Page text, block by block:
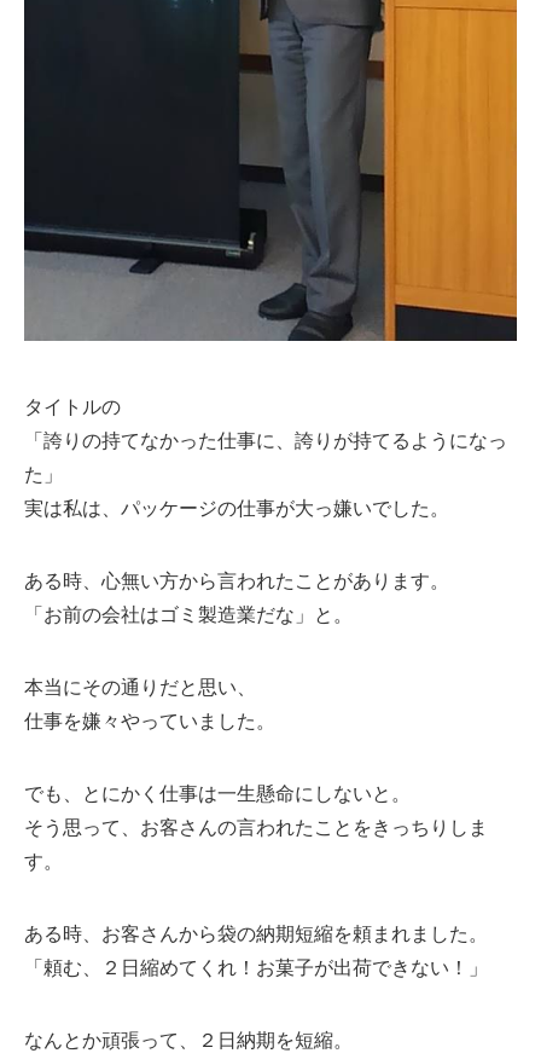
タイトルの
「誇りの持てなかった仕事に、誇りが持てるようになっ
た」
実は私は、パッケージの仕事が大っ嫌いでした。
ある時、心無い方から言われたことがあります。
「お前の会社はゴミ製造業だな」と。
本当にその通りだと思い、
仕事を嫌々やっていました。
でも、とにかく仕事は一生懸命にしないと。
そう思って、お客さんの言われたことをきっちりしま
す。
ある時、お客さんから袋の納期短縮を頼まれました。
「頼む、２日縮めてくれ！お菓子が出荷できない！」
なんとか頑張って、２日納期を短縮。